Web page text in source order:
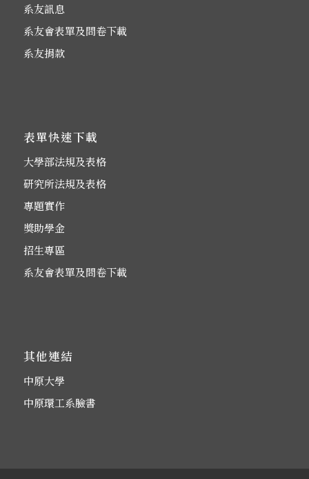
系友訊息
系友會表單及問卷下載
系友捐款
表單快速下載
大學部法規及表格
研究所法規及表格
專題實作
獎助學金
招生專區
系友會表單及問卷下載
其他連結
中原大學
中原環工系臉書